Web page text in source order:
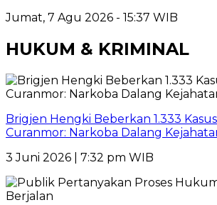
Jumat, 7 Agu 2026 - 15:37 WIB
HUKUM & KRIMINAL
Brigjen Hengki Beberkan 1.333
Curanmor: Narkoba Dalang
3 Juni 2026 | 7:32 pm WIB